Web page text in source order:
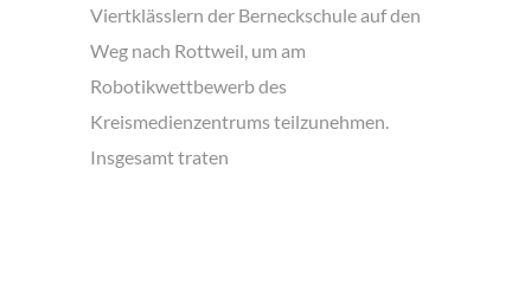
Viertklässlern der Berneckschule auf den
Weg nach Rottweil, um am
Robotikwettbewerb des
Kreismedienzentrums teilzunehmen.
Insgesamt traten